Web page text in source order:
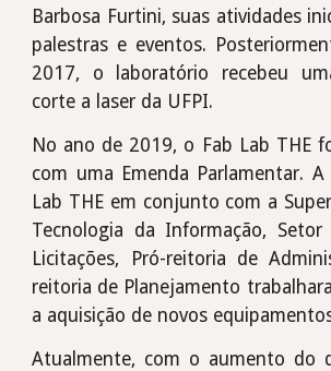
Barbosa Furtini, suas atividades
palestras e eventos. P
2017,
o laboratório recebeu
corte a laser da UFPI.
No ano de 2019, o Fab Lab THE
com uma Emenda Parlamentar.
Lab THE em conjunto com a
Tecnologia da Informação,
Licitações, Pró-reitoria de
reitoria de Planejamento
a aquisição de novos
Atualmente, com o aumento do